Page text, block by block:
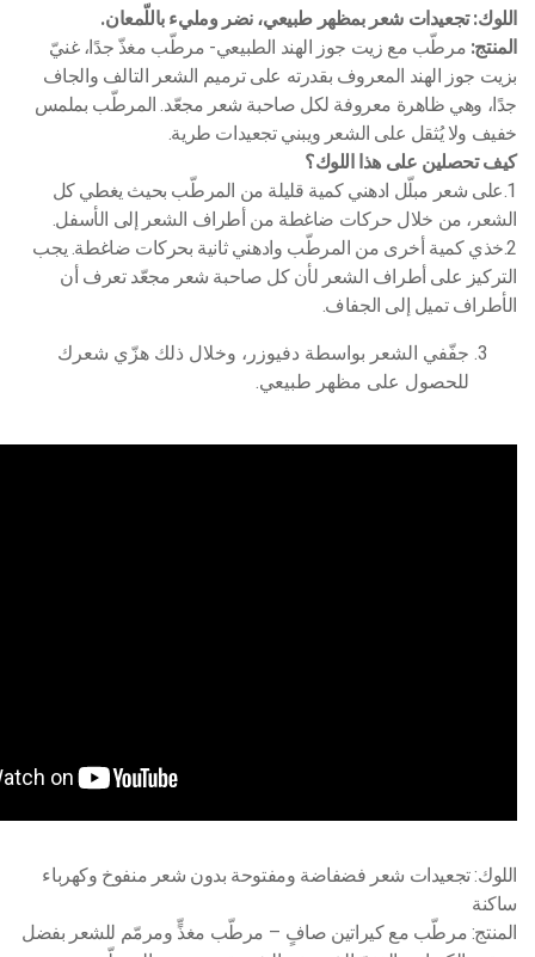
اللوك: تجعيدات شعر بمظهر طبيعي، نضر ومليء باللّمعان.
المنتج: مرطّب مع زيت جوز الهند الطبيعي- مرطّب مغذّ جدًا، غنيّ
بزيت جوز الهند المعروف بقدرته على ترميم الشعر التالف والجاف
جدًا، وهي ظاهرة معروفة لكل صاحبة شعر مجعّد. المرطّب بملمس
خفيف ولا يُثقل على الشعر ويبني تجعيدات طرية.
كيف تحصلين على هذا اللوك؟
1.على شعر مبلّل ادهني كمية قليلة من المرطّب بحيث يغطي كل
الشعر، من خلال حركات ضاغطة من أطراف الشعر إلى الأسفل.
2.خذي كمية أخرى من المرطّب وادهني ثانية بحركات ضاغطة. يجب
التركيز على أطراف الشعر لأن كل صاحبة شعر مجعّد تعرف أن
الأطراف تميل إلى الجفاف.
جفّفي الشعر بواسطة دفيوزر، وخلال ذلك هزّي شعرك
للحصول على مظهر طبيعي.
اللوك: تجعيدات شعر فضفاضة ومفتوحة بدون شعر منفوخ وكهرباء
ساكنة
المنتج: مرطّب مع كيراتين صافٍ – مرطّب مغذٍّ ومرمّم للشعر بفضل